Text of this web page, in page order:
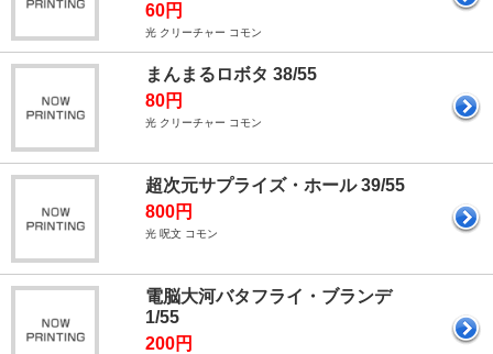
60円
光 クリーチャー コモン
まんまるロボタ 38/55
80円
光 クリーチャー コモン
超次元サプライズ・ホール 39/55
800円
光 呪文 コモン
電脳大河バタフライ・ブランデ
1/55
200円